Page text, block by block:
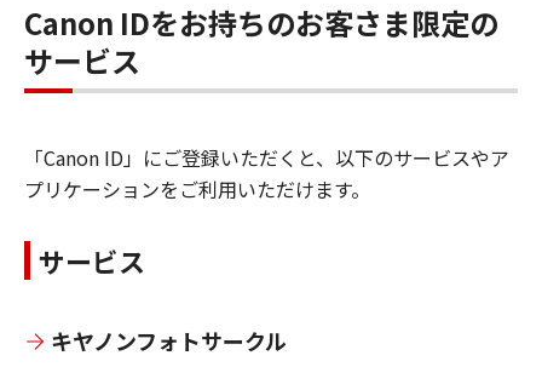
Canon IDをお持ちのお客さま限定の
サービス
「Canon ID」にご登録いただくと、以下のサービスやア
プリケーションをご利用いただけます。
サービス
キヤノンフォトサークル